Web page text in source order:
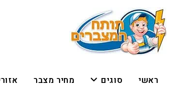
ראשי סוגים מחיר מצבר